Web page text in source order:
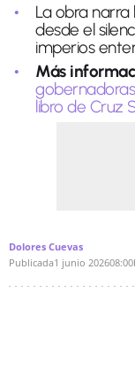
La obra narra
desde el
imperios
Más
libro de Cruz
Dolores Cuevas
Publicada1 junio 2026